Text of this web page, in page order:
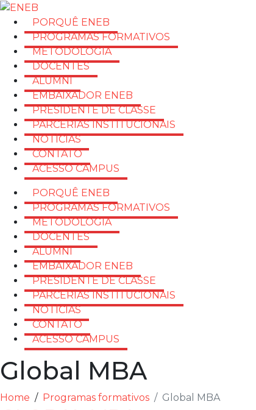
PORQUÊ ENEB
PROGRAMAS FORMATIVOS
METODOLOGIA
DOCENTES
ALUMNI
EMBAIXADOR ENEB
PRESIDENTE DE CLASSE
PARCERIAS INSTITUCIONAIS
NOTÍCIAS
CONTATO
ACESSO CAMPUS
PORQUÊ ENEB
PROGRAMAS FORMATIVOS
METODOLOGIA
DOCENTES
ALUMNI
EMBAIXADOR ENEB
PRESIDENTE DE CLASSE
PARCERIAS INSTITUCIONAIS
NOTÍCIAS
CONTATO
ACESSO CAMPUS
Global MBA
Home Programas formativos Global MBA